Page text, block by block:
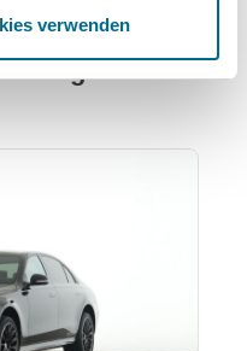
verwenden
gefallen: